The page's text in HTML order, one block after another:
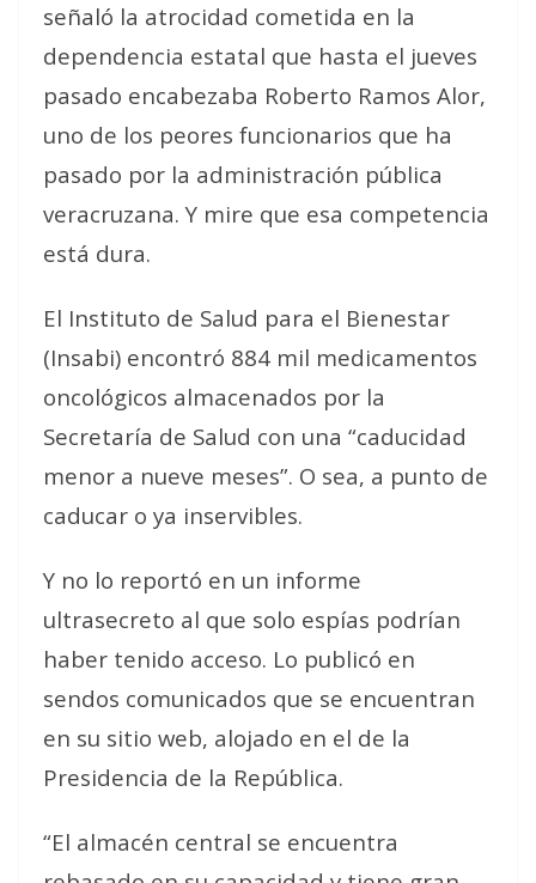
señaló la atrocidad cometida en la
dependencia estatal que hasta el jueves
pasado encabezaba Roberto Ramos Alor,
uno de los peores funcionarios que ha
pasado por la administración pública
veracruzana. Y mire que esa competencia
está dura.
El Instituto de Salud para el Bienestar
(Insabi) encontró 884 mil medicamentos
oncológicos almacenados por la
Secretaría de Salud con una “caducidad
menor a nueve meses”. O sea, a punto de
caducar o ya inservibles.
Y no lo reportó en un informe
ultrasecreto al que solo espías podrían
haber tenido acceso. Lo publicó en
sendos comunicados que se encuentran
en su sitio web, alojado en el de la
Presidencia de la República.
“El almacén central se encuentra